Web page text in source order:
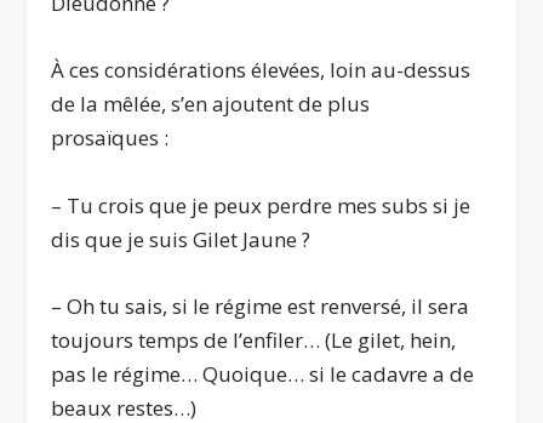
À ces considérations élevées, loin au-dessus
de la mêlée, s’en ajoutent de plus
prosaïques :
– Tu crois que je peux perdre mes subs si je
dis que je suis Gilet Jaune ?
– Oh tu sais, si le régime est renversé, il sera
toujours temps de l’enfiler… (Le gilet, hein,
pas le régime… Quoique… si le cadavre a de
beaux restes…)